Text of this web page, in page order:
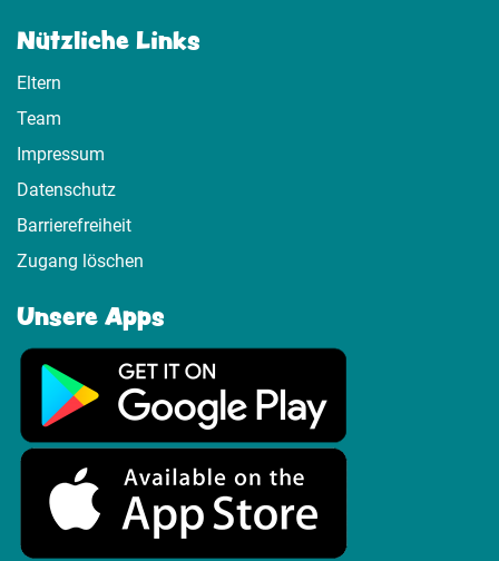
Nützliche Links
Eltern
Team
Impressum
Datenschutz
Barrierefreiheit
Zugang löschen
Unsere Apps